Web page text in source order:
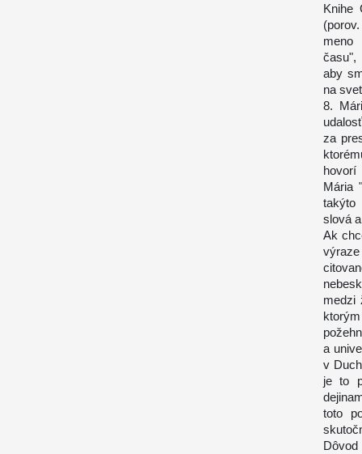
Knihe
meno
času",
aby
na
8.
za
hovorí
Mária
takýto
slová
Ak
medzi
a
v
je to
toto